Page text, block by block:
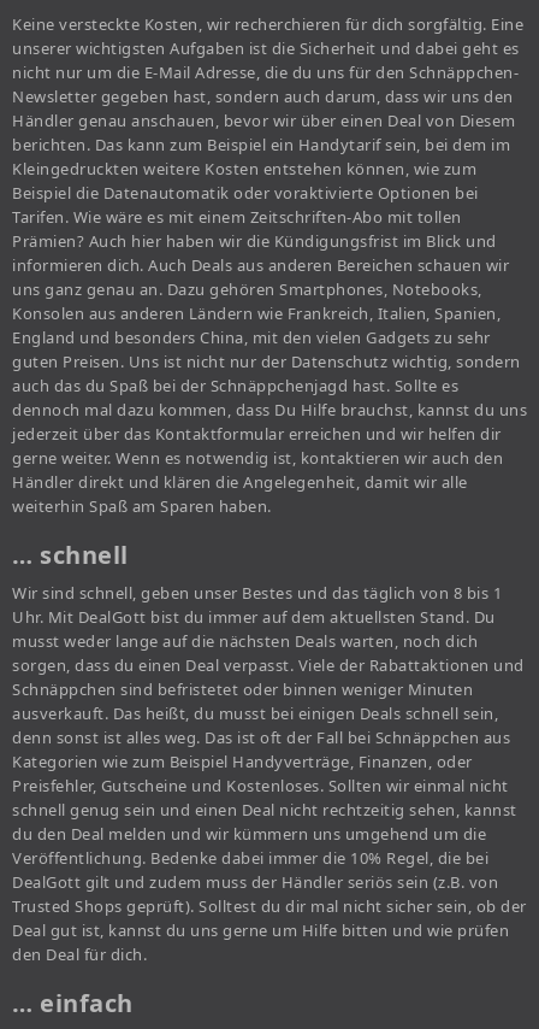
Keine versteckte Kosten, wir recherchieren für dich sorgfältig. Eine
unserer wichtigsten Aufgaben ist die Sicherheit und dabei geht es
nicht nur um die E-Mail Adresse, die du uns für den Schnäppchen-
Newsletter gegeben hast, sondern auch darum, dass wir uns den
Händler genau anschauen, bevor wir über einen Deal von Diesem
berichten. Das kann zum Beispiel ein Handytarif sein, bei dem im
Kleingedruckten weitere Kosten entstehen können, wie zum
Beispiel die Datenautomatik oder voraktivierte Optionen bei
Tarifen. Wie wäre es mit einem Zeitschriften-Abo mit tollen
Prämien? Auch hier haben wir die Kündigungsfrist im Blick und
informieren dich. Auch Deals aus anderen Bereichen schauen wir
uns ganz genau an. Dazu gehören Smartphones, Notebooks,
Konsolen aus anderen Ländern wie Frankreich, Italien, Spanien,
England und besonders China, mit den vielen Gadgets zu sehr
guten Preisen. Uns ist nicht nur der Datenschutz wichtig, sondern
auch das du Spaß bei der Schnäppchenjagd hast. Sollte es
dennoch mal dazu kommen, dass Du Hilfe brauchst, kannst du uns
jederzeit über das Kontaktformular erreichen und wir helfen dir
gerne weiter. Wenn es notwendig ist, kontaktieren wir auch den
Händler direkt und klären die Angelegenheit, damit wir alle
weiterhin Spaß am Sparen haben.
… schnell
Wir sind schnell, geben unser Bestes und das täglich von 8 bis 1
Uhr. Mit DealGott bist du immer auf dem aktuellsten Stand. Du
musst weder lange auf die nächsten Deals warten, noch dich
sorgen, dass du einen Deal verpasst. Viele der Rabattaktionen und
Schnäppchen sind befristetet oder binnen weniger Minuten
ausverkauft. Das heißt, du musst bei einigen Deals schnell sein,
denn sonst ist alles weg. Das ist oft der Fall bei Schnäppchen aus
Kategorien wie zum Beispiel Handyverträge, Finanzen, oder
Preisfehler, Gutscheine und Kostenloses. Sollten wir einmal nicht
schnell genug sein und einen Deal nicht rechtzeitig sehen, kannst
du den Deal melden und wir kümmern uns umgehend um die
Veröffentlichung. Bedenke dabei immer die 10% Regel, die bei
DealGott gilt und zudem muss der Händler seriös sein (z.B. von
Trusted Shops geprüft). Solltest du dir mal nicht sicher sein, ob der
Deal gut ist, kannst du uns gerne um Hilfe bitten und wie prüfen
den Deal für dich.
… einfach